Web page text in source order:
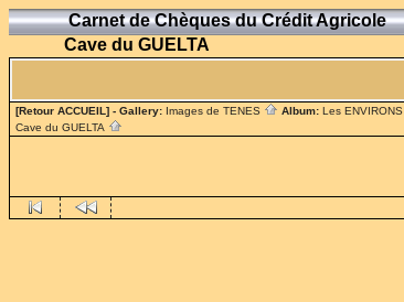
Carnet de Chèques du Crédit Agricole
Cave du GUELTA
[Retour ACCUEIL] - Gallery: Images de TENES Album: Les ENVIRONS
Cave du GUELTA